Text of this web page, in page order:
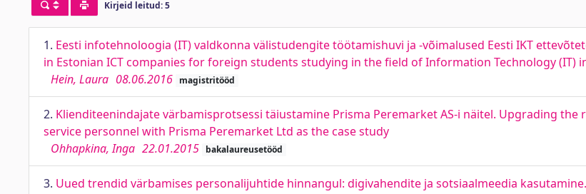
Kirjeid leitud: 5
1. Eesti infotehnoloogia (IT) valdkonna välistudengite töötamishuvi ja -võimalused Eesti IKT
in Estonian ICT companies for foreign students studying in the field of Information Technology (IT)
Hein, Laura 08.06.2016 magistritööd
2. Klienditeenindajate värbamisprotsessi täiustamine Prisma Peremarket AS-i näitel. Upgrading
service personnel with Prisma Peremarket Ltd as the case study
Ohhapkina, Inga 22.01.2015 bakalaureusetööd
3. Uued trendid värbamises personalijuhtide hinnangul: digivahendite ja sotsiaalmeedia